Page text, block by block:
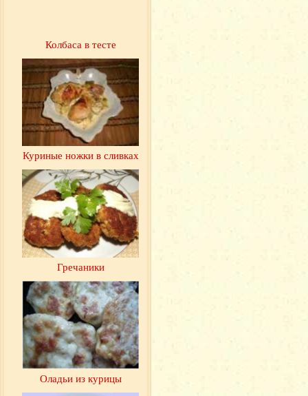
Колбаса в тесте
Куриные ножки в сливках
Гречаники
Оладьи из курицы